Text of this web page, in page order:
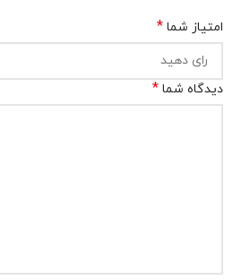
امتیاز شما *
دیدگاه شما *